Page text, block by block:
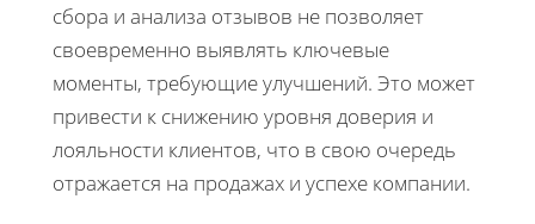
сбора и анализа отзывов не позволяет
своевременно выявлять ключевые
моменты, требующие улучшений. Это может
привести к снижению уровня доверия и
лояльности клиентов, что в свою очередь
отражается на продажах и успехе компании.